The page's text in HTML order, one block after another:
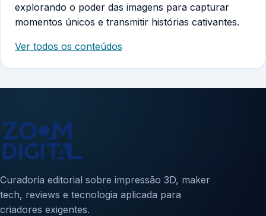
explorando o poder das imagens para capturar
momentos únicos e transmitir histórias cativantes.
Ver todos os conteúdos
Curadoria editorial sobre impressão 3D, maker
tech, reviews e tecnologia aplicada para
criadores exigentes.